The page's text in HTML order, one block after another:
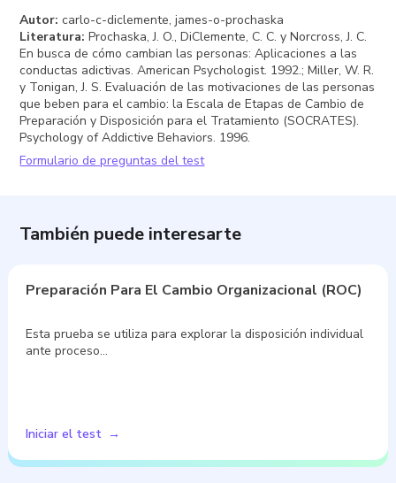
Autor: carlo-c-diclemente, james-o-prochaska
Literatura: Prochaska, J. O., DiClemente, C. C. y Norcross, J. C.
En busca de cómo cambian las personas: Aplicaciones a las
conductas adictivas. American Psychologist. 1992.; Miller, W. R.
y Tonigan, J. S. Evaluación de las motivaciones de las personas
que beben para el cambio: la Escala de Etapas de Cambio de
Preparación y Disposición para el Tratamiento (SOCRATES).
Psychology of Addictive Behaviors. 1996.
Formulario de preguntas del test
También puede interesarte
Preparación Para El Cambio Organizacional (ROC)
Esta prueba se utiliza para explorar la disposición individual
ante proceso…
Iniciar el test